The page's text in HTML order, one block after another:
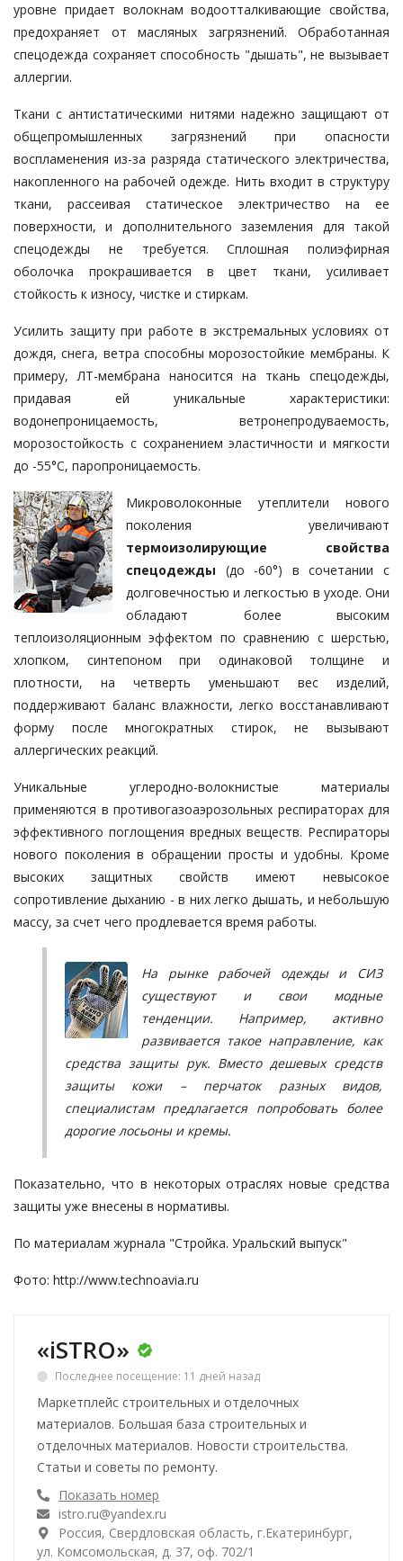
уровне придает волокнам водоотталкивающие свойства,
предохраняет от масляных загрязнений. Обработанная
спецодежда сохраняет способность "дышать", не вызывает
аллергии.
Ткани с антистатическими нитями надежно защищают от
общепромышленных загрязнений при опасности
воспламенения из-за разряда статического электричества,
накопленного на рабочей одежде. Нить входит в структуру
ткани, рассеивая статическое электричество на ее
поверхности, и дополнительного заземления для такой
спецодежды не требуется. Сплошная полиэфирная
оболочка прокрашивается в цвет ткани, усиливает
стойкость к износу, чистке и стиркам.
Усилить защиту при работе в экстремальных условиях от
дождя, снега, ветра способны морозостойкие мембраны. К
примеру, ЛТ-мембрана наносится на ткань спецодежды,
придавая ей уникальные характеристики:
водонепроницаемость, ветронепродуваемость,
морозостойкость с сохранением эластичности и мягкости
до -55°С, паропроницаемость.
Микроволоконные утеплители нового
поколения увеличивают
термоизолирующие свойства
спецодежды (до -60°) в сочетании с
долговечностью и легкостью в уходе. Они
обладают более высоким
теплоизоляционным эффектом по сравнению с шерстью,
хлопком, синтепоном при одинаковой толщине и
плотности, на четверть уменьшают вес изделий,
поддерживают баланс влажности, легко восстанавливают
форму после многократных стирок, не вызывают
аллергических реакций.
Уникальные углеродно-волокнистые материалы
применяются в противогазоаэрозольных респираторах для
эффективного поглощения вредных веществ. Респираторы
нового поколения в обращении просты и удобны. Кроме
высоких защитных свойств имеют невысокое
сопротивление дыханию - в них легко дышать, и небольшую
массу, за счет чего продлевается время работы.
На рынке рабочей одежды и СИЗ
существуют и свои модные
тенденции. Например, активно
развивается такое направление, как
средства защиты рук. Вместо дешевых средств
защиты кожи – перчаток разных видов,
специалистам предлагается попробовать более
дорогие лосьоны и кремы.
Показательно, что в некоторых отраслях новые средства
защиты уже внесены в нормативы.
По материалам журнала "Стройка. Уральский выпуск"
Фото: http://www.technoavia.ru
«iSTRO»
Последнее посещение: 11 дней назад
Маркетплейс строительных и отделочных
материалов. Большая база строительных и
отделочных материалов. Новости строительства.
Статьи и советы по ремонту.
Показать номер
istro.ru@yandex.ru
Россия, Свердловская область, г.Екатеринбург,
ул. Комсомольская, д. 37, оф. 702/1